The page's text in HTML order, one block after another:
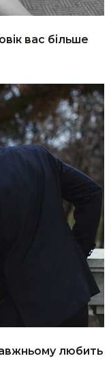
вас більше
любить